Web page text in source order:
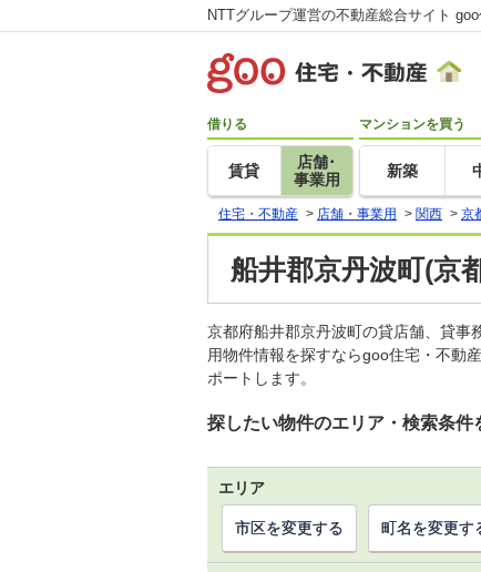
NTTグループ運営の不動産総合サイト
借りる
賃貸
店舗･
事業用
マンションを買う
新築
住宅・不動産 > 店舗・事業用 > 関西 > 京
船井郡京丹波町(京
京都府船井郡京丹波町の貸店舗、貸事
用物件情報を探すならgoo住宅・不動
ポートします。
探したい物件のエリア・検索条件
エリア
市区を変更する 町名を変更す